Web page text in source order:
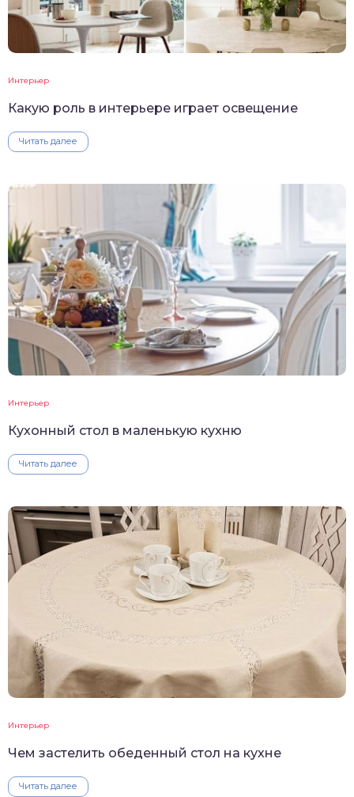
Интерьер
Какую роль в интерьере играет освещение
Читать далее
Интерьер
Кухонный стол в маленькую кухню
Читать далее
Интерьер
Чем застелить обеденный стол на кухне
Читать далее